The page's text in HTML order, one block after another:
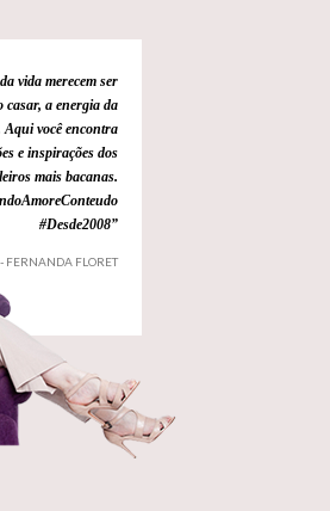
vida merecem ser
casar, a energia da
Aqui você encontra
e inspirações dos
mais bacanas.
#Desde2008”
- FERNANDA FLORET